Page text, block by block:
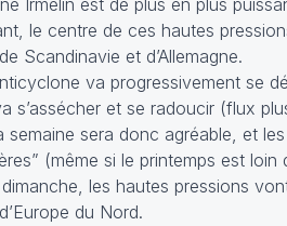
Irmelin est de plus en plus
le centre de ces hautes
Scandinavie et d’Allemagne.
va progressivement se
s’assécher et se radoucir (flux
semaine sera donc agréable, et
(même si le printemps est
les hautes pressions
du Nord.